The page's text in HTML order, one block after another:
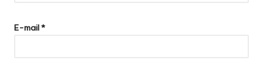
E-mail*